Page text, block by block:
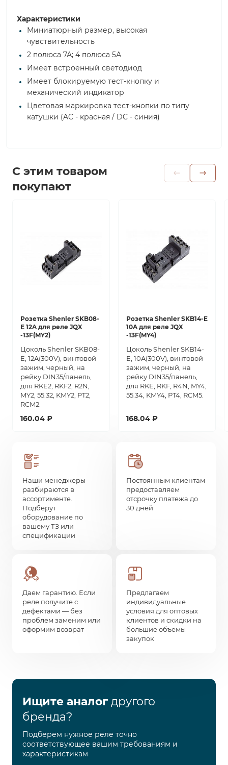
Характеристики
Миниатюрный размер, высокая
чувствительность
2 полюса 7А; 4 полюса 5А
Имеет встроенный светодиод
Имеет блокируемую тест-кнопку и
механический индикатор
Цветовая маркировка тест-кнопки по типу
катушки (AC - красная / DC - синия)
С этим товаром
покупают
Розетка Shenler SKB08-
E 12A для реле JQX
-13F(MY2)
Цоколь Shenler SKB08-
E, 12A(300V), винтовой
зажим, черный, на
рейку DIN35/панель,
для RKE2, RKF2, R2N,
MY2, 55.32, KMY2, PT2,
RCM2.
160.04 ₽
Розетка Shenler SKB14-E
10A для реле JQX
-13F(MY4)
Цоколь Shenler SKB14-
E, 10A(300V), винтовой
зажим, черный, на
рейку DIN35/панель,
для RKE, RKF, R4N, MY4,
55.34, KMY4, PT4, RCM5.
168.04 ₽
Наши менеджеры
разбираются в
ассортименте.
Подберут
оборудование по
вашему ТЗ или
спецификации
Постоянным клиентам
предоставляем
отсрочку платежа до
30 дней
Даем гарантию. Если
реле получите с
дефектами — без
проблем заменим или
оформим возврат
Предлагаем
индивидуальные
условия для оптовых
клиентов и скидки на
большие объемы
закупок
Ищите аналогдругого
бренда?
Подберем нужное реле точно
соответствующее вашим требованиям и
характеристикам